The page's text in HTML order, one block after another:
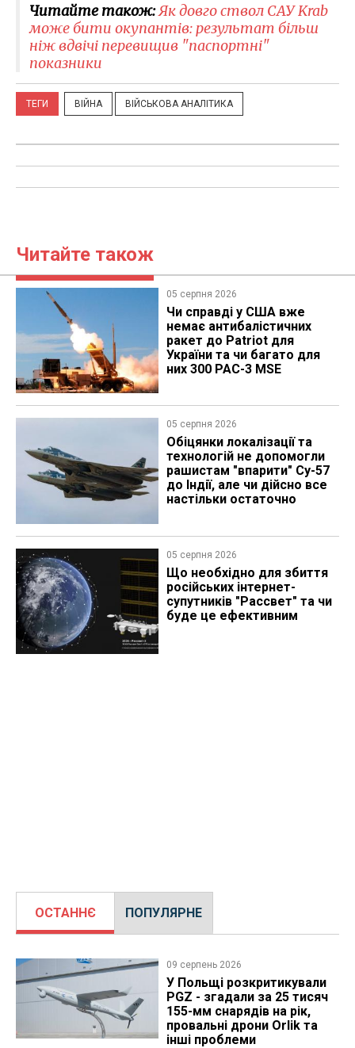
Читайте також:Як довго ствол САУ Krab
може бити окупантів: результат більш
ніж вдвічі перевищив "паспортні"
показники
ТЕГИ ВІЙНА ВІЙСЬКОВА АНАЛІТИКА
Читайте також
05 серпня 2026
Чи справді у США вже
немає антибалістичних
ракет до Patriot для
України та чи багато для
них 300 PAC-3 MSE
05 серпня 2026
Обіцянки локалізації та
технологій не допомогли
рашистам "впарити" Су-57
до Індії, але чи дійсно все
настільки остаточно
05 серпня 2026
Що необхідно для збиття
російських інтернет-
супутників "Рассвет" та чи
буде це ефективним
ОСТАННЄ ПОПУЛЯРНЕ
09 серпень 2026
У Польщі розкритикували
PGZ - згадали за 25 тисяч
155-мм снарядів на рік,
провальні дрони Orlik та
інші проблеми